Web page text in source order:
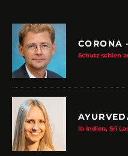
CORONA
Schutz schien
In Indien, Sri